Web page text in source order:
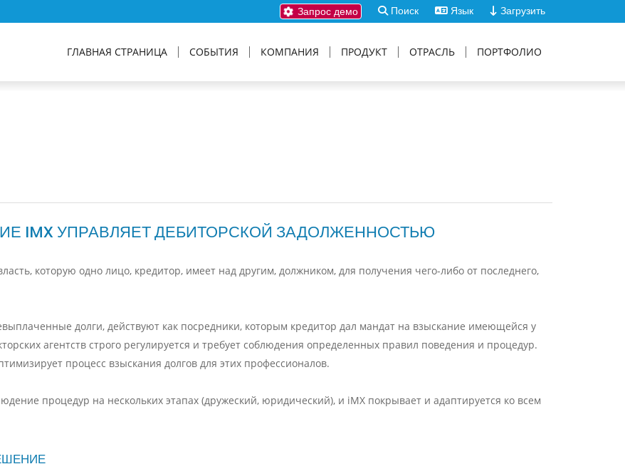
Запрос демо Поиск Язык Загрузить
ГЛАВНАЯ СТРАНИЦА СОБЫТИЯ КОМПАНИЯ ПРОДУКТ ОТРАСЛЬ ПОРТФОЛИО
IMX УПРАВЛЯЕТ ДЕБИТОРСКОЙ ЗАДОЛЖЕННОСТЬЮ
которую одно лицо, кредитор, имеет над другим, должником, для получения чего-либо от последнего,
долги, действуют как посредники, которым кредитор дал мандат на взыскание имеющейся у
агентств строго регулируется и требует соблюдения определенных правил поведения и процедур.
процесс взыскания долгов для этих профессионалов.
процедур на нескольких этапах (дружеский, юридический), и iMX покрывает и адаптируется ко всем